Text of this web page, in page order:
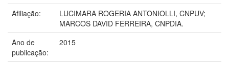
Afiliação:
LUCIMARA ROGERIA ANTONIOLLI, CNPUV;
MARCOS DAVID FERREIRA, CNPDIA.
Ano de
publicação:
2015